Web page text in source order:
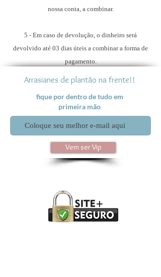
nossa conta, a combinar.
5 - Em caso de devolução, o dinheiro será
devolvido até 03 dias úteis a combinar a forma de
pagamento.
Arrasianes de plantão na frente!!
fique por dentro de tudo em
primeira mão
Vem ser Vip